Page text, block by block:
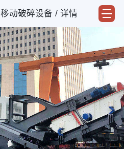
移动破碎设备 / 详情